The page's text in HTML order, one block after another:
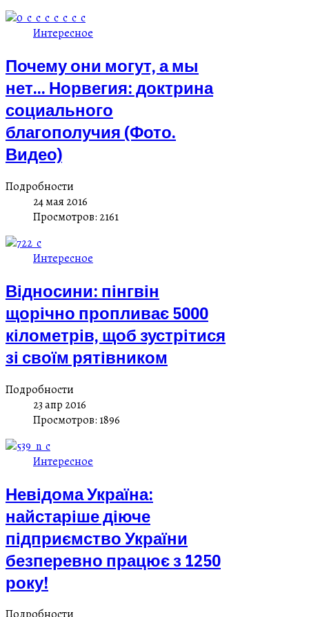
Интересное
Почему они могут, а мы
нет... Норвегия: доктрина
социального
благополучия (Фото.
Видео)
Подробности
24 мая 2016
Просмотров: 2161
Интересное
Відносини: пінгвін
щорічно пропливає 5000
кілометрів, щоб зустрітися
зі своїм рятівником
Подробности
23 апр 2016
Просмотров: 1896
Интересное
Невідома Україна:
найстаріше діюче
підприємство України
безперевно працює з 1250
року!